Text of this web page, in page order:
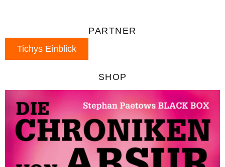
PARTNER
Tichys Einblick
SHOP